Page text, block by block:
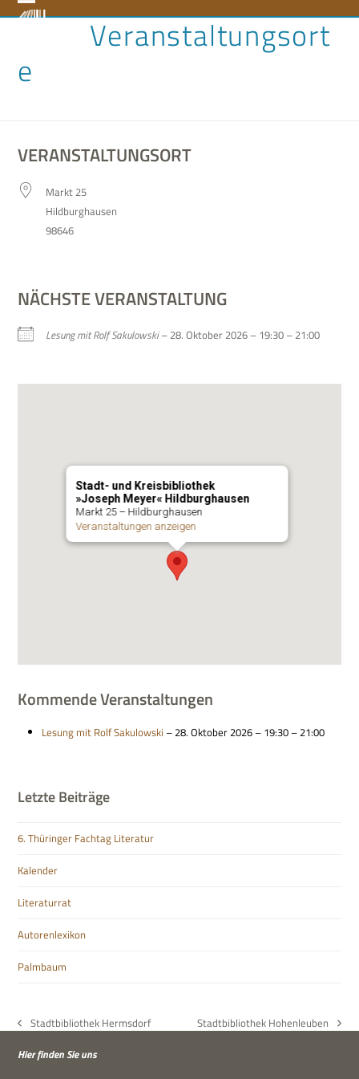
to Open
menu
Close
menu
Veranstaltungsort
e
VERANSTALTUNGSORT
Markt 25
Hild­burg­hau­sen
98646
NÄCHSTE VERANSTALTUNG
Lesung mit Rolf Saku­low­ski– 28. Okto­ber 2026 – 19:30 – 21:00
Stadt- und Kreisbibliothek
»Joseph Meyer« Hildburghausen
Markt 25 – Hildburghausen
Ver­an­stal­tun­gen anzeigen
Kommende Veranstaltungen
Lesung mit Rolf Saku­low­ski – 28. Okto­ber 2026 – 19:30 – 21:00
Letzte Beiträge
6. Thüringer Fachtag Literatur
Kalender
Literaturrat
Autorenlexikon
Palmbaum
vorheriger
Stadtbibliothek Hermsdorf
Nächster
Stadtbibliothek Hohenleuben
Hier fin­den Sie uns